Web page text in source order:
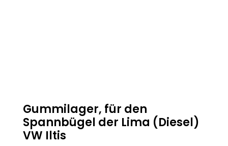
Gummilager, für den
Spannbügel der Lima (Diesel)
VW Iltis